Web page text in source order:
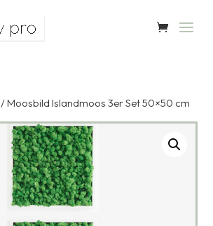
/ Moosbild Islandmoos 3er Set 50×50 cm